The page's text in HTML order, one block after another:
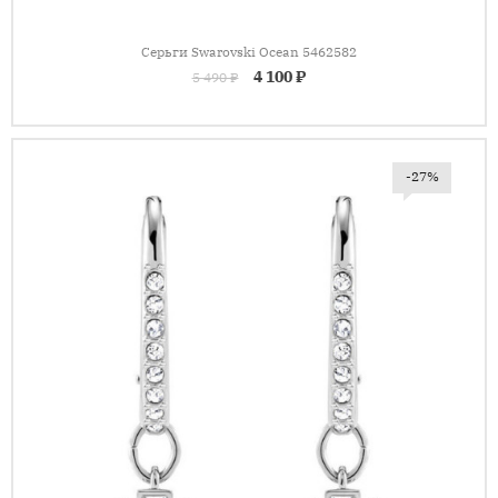
Серьги Swarovski Ocean 5462582
5 490 ₽
4 100 ₽
-27%